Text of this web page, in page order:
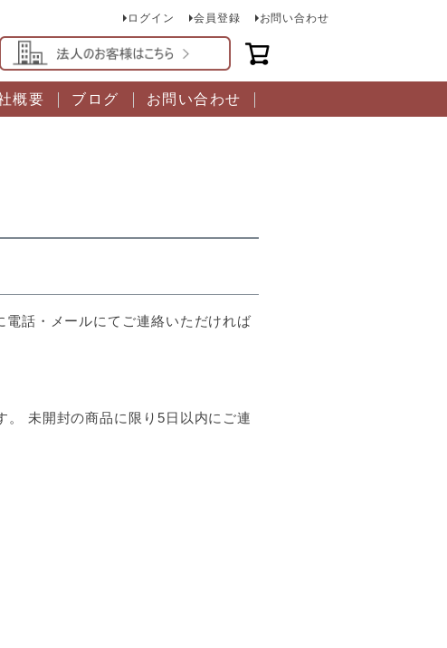
ログイン 会員登録 お問い合わせ
概要 ブログ お問い合わせ
話・メールにてご連絡いただければ
未開封の商品に限り5日以内にご連